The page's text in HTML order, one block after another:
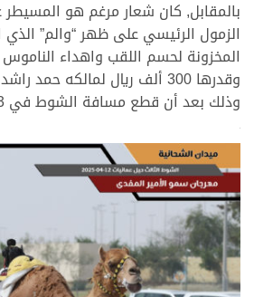
بالمقابل, كان شعار مرغم هو
الزمول الرئيسي على ظهر “والم”
المخزونة لحسم اللقب واهداء الناموس
وقدرها 300 ألف ريال لمالكه
وذلك بعد أن قطع مسافة الشوط في 12.35.33 دقيقة.
>